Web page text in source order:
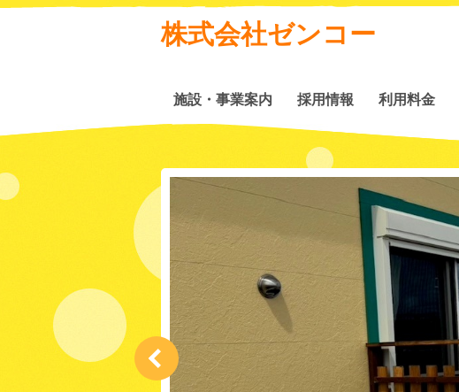
株式会社ゼンコー
施設・事業案内 採用情報 利用料金